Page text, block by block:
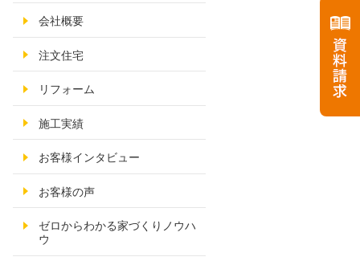
会社概要
注文住宅
リフォーム
施工実績
お客様インタビュー
お客様の声
ゼロからわかる家づくりノウハ
ウ